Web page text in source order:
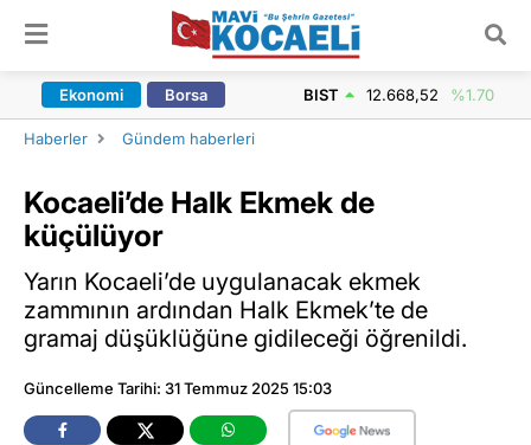
Ekonomi Borsa BIST 12.668,52 %1.70
Haberler Gündem haberleri
Kocaeli’de Halk Ekmek de
küçülüyor
Yarın Kocaeli’de uygulanacak ekmek
zammının ardından Halk Ekmek’te de
gramaj düşüklüğüne gidileceği öğrenildi.
Güncelleme Tarihi: 31 Temmuz 2025 15:03